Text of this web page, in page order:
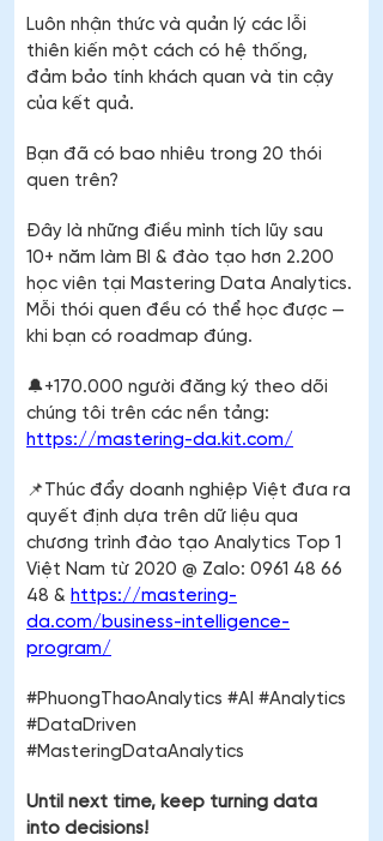
Luôn nhận thức và quản lý các lỗi
thiên kiến một cách có hệ thống,
đảm bảo tính khách quan và tin cậy
của kết quả.
Bạn đã có bao nhiêu trong 20 thói
quen trên?
Đây là những điều mình tích lũy sau
10+ năm làm BI & đào tạo hơn 2.200
học viên tại Mastering Data Analytics.
Mỗi thói quen đều có thể học được —
khi bạn có roadmap đúng.
🔔+170.000 người đăng ký theo dõi
chúng tôi trên các nền tảng:
https://mastering-da.kit.com/
📌Thúc đẩy doanh nghiệp Việt đưa ra
quyết định dựa trên dữ liệu qua
chương trình đào tạo Analytics Top 1
Việt Nam từ 2020 @ Zalo: 0961 48 66
48 & https://mastering-
da.com/business-intelligence-
program/
#PhuongThaoAnalytics #AI #Analytics
#DataDriven
#MasteringDataAnalytics
Until next time, keep turning data
into decisions!